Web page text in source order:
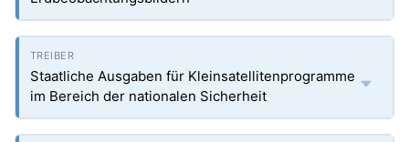
Staatliche Ausgaben für Kleinsatellitenprogramme
im Bereich der nationalen Sicherheit